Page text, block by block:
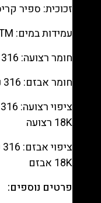
זכוכית: ספיר
עמידות במים: 10ATM (נגד מים)
חומר רצועה: 316 נירוסטה
חומר אבזם: 316 נירוסטה
18K רצועה
18K אבזם
פרטים נוספים: